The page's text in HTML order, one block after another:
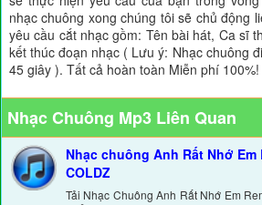
nhạc chuông xong chúng tôi sẽ chủ động
yêu cầu cắt nhạc gồm: Tên bài hát, Ca sĩ
kết thúc đoạn nhạc ( Lưu ý: Nhạc chuông
45 giây ). Tất cả hoàn toàn Miễn phí 100%!
Nhạc Chuông Mp3 Liên Quan
Nhạc chuông Anh Rất Nhớ Em
COLDZ
Tải Nhạc Chuông Anh Rất Nhớ Em